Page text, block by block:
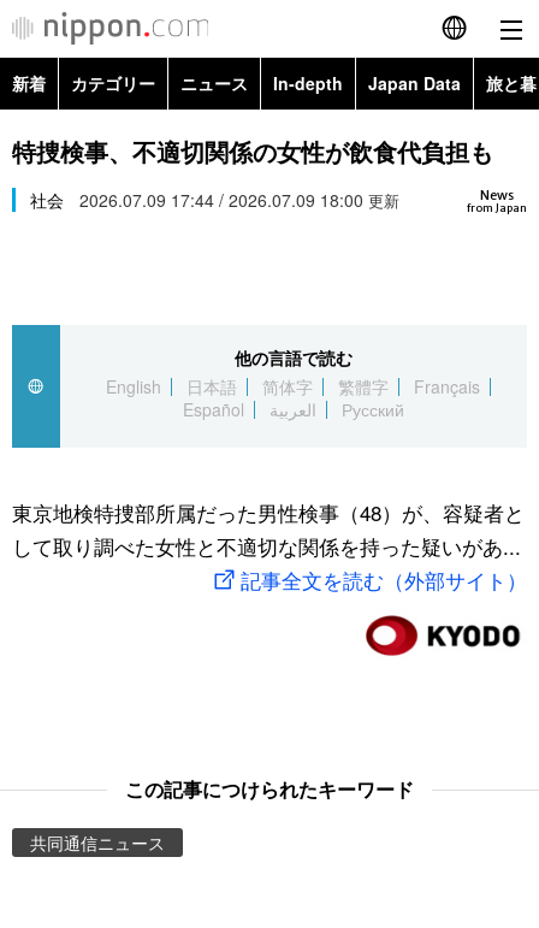
English
简体字
繁體字
العربية
社会
スポーツ・東京2020
旅と暮らし
Images
新着 カテゴリー ニュース In-depth Japan Data 旅と
政治・外交
経済・ビジネス
社会
文化
科学・技術
暮らし
Topics
Images
お知らせ
特捜検事、不適切関係の女性が飲食代負担も
News
from Japan
社会 2026.07.09 17:44 / 2026.07.09 18:00 更新
他の言語で読む
English
日本語 简体字 繁體字
Français
Español
العربية Русский
東京地検特捜部所属だった男性検事（48）が、容疑者と
して取り調べた女性と不適切な関係を持った疑いがあ...
記事全文を読む（外部サイト）
この記事につけられたキーワード
共同通信ニュース